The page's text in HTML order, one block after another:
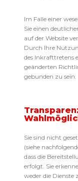
Im Falle einer
Sie einen
auf der Website
Durch Ihre
des Inkrafttretens
geänderten
gebunden zu sein.
Sie sind nicht
(siehe
dass die
erfolgt. Sie
weder die Dienste